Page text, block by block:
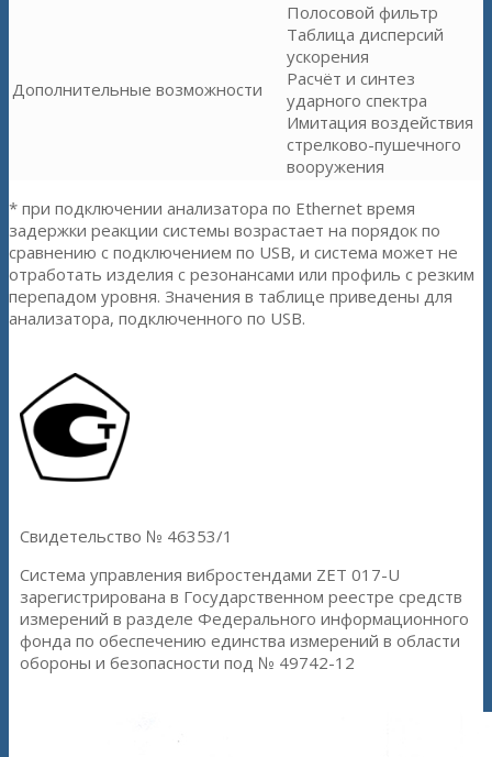
Дополнительные возможности
Полосовой фильтр
Таблица дисперсий
ускорения
Расчёт и синтез
ударного спектра
Имитация воздействия
стрелково-пушечного
вооружения
* при подключении анализатора по Ethernet время
задержки реакции системы возрастает на порядок по
сравнению с подключением по USB, и система может не
отработать изделия с резонансами или профиль с резким
перепадом уровня. Значения в таблице приведены для
анализатора, подключенного по USB.
Свидетельство № 46353/1
Система управления вибростендами ZET 017-U
зарегистрирована в Государственном реестре средств
измерений в разделе Федерального информационного
фонда по обеспечению единства измерений в области
обороны и безопасности под № 49742-12